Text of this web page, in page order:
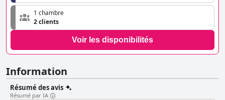
1 chambre
2 clients
Voir les disponibilités
Information
Résumé des avis
Résumé par IA